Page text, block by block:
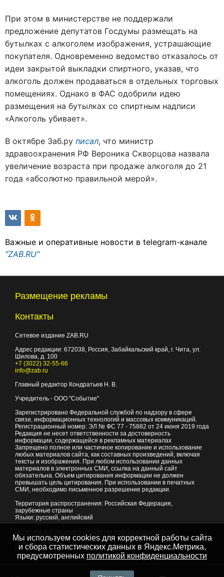
При этом в министерстве не поддержали
предложение депутатов Госдумы размещать на
бутылках с алкоголем изображения, устрашающие
покупателя. Одновременно ведомство отказалось от
идеи закрытой выкладки спиртного, указав, что
алкоголь должен продаваться в отдельных торговых
помещениях. Однако в ФАС одобрили идею
размещения на бутылках со спиртным надписи
«Алкоголь убивает».
В октябре Заб.ру писал, что министр
здравоохранения РФ Вероника Скворцова назвала
увеличение возраста при продаже алкоголя до 21
года «абсолютно правильной мерой».
Важные и оперативные новости в telegram-канале
"ZAB.RU"
Размещение рекламы
Контакты
Сетевое издание ZAB.RU
Адрес редакции: 672038, Россия, Забайкальский край, г. Чита, ул.
Шилова, д. 100
+7 (3022) 32-55-66
info@zab.ru
Главный редактор Кондратьев Н. В.
Учредитель - ООО "Событие"
Зарегистрировано Федеральной службой по надзору в сфере
связи, информационных технологий и массовых коммуникаций.
Регистрационный номер: ЭЛ № ФС 77 - 75882 от 24 июня 2019 года
Редакция не несет ответственности за достоверность
информации, содержащейся в рекламных материалах
Запрещено полное или частичное копирование и использование
любых материалов сайта, как составных произведений, включая
тексты и изображения. При любом использовании данных
материалов в электронных СМИ, ссылка на данный сайт
обязательна. Объем цитирования информации не должен
превышать цель цитирования. При использовании в печатных
СМИ, необходимо письменное разрешение редакции.
Территория распространения: Российская Федерация,
зарубежные страны
Языки: русский, английский
© 2007 - 2026Портал Читы и Забайкальского края
Мы используем cookies для корректной работы сайта
и сбора статистических данных в Яндекс.Метрика,
предусмотренных политикой конфиденциальности